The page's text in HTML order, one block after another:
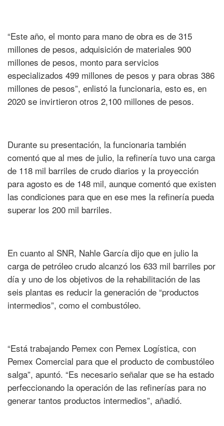
“Este año, el monto para mano de obra es de 315
millones de pesos, adquisición de materiales 900
millones de pesos, monto para servicios
especializados 499 millones de pesos y para obras 386
millones de pesos”, enlistó la funcionaria, esto es, en
2020 se invirtieron otros 2,100 millones de pesos.
Durante su presentación, la funcionaria también
comentó que al mes de julio, la refinería tuvo una carga
de 118 mil barriles de crudo diarios y la proyección
para agosto es de 148 mil, aunque comentó que existen
las condiciones para que en ese mes la refinería pueda
superar los 200 mil barriles.
En cuanto al SNR, Nahle García dijo que en julio la
carga de petróleo crudo alcanzó los 633 mil barriles por
día y uno de los objetivos de la rehabilitación de las
seis plantas es reducir la generación de “productos
intermedios”, como el combustóleo.
“Está trabajando Pemex con Pemex Logística, con
Pemex Comercial para que el producto de combustóleo
salga”, apuntó. “Es necesario señalar que se ha estado
perfeccionando la operación de las refinerías para no
generar tantos productos intermedios”, añadió.